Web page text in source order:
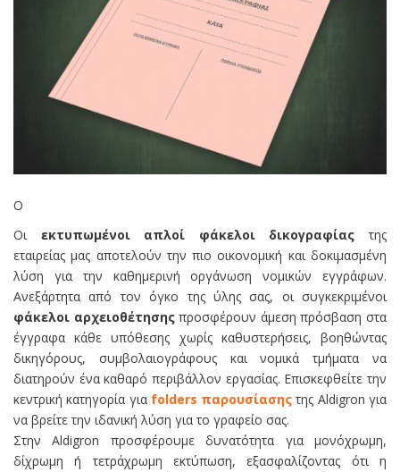
Ο
Οι εκτυπωμένοι απλοί φάκελοι δικογραφίας της
εταιρείας μας αποτελούν την πιο οικονομική και δοκιμασμένη
λύση για την καθημερινή οργάνωση νομικών εγγράφων.
Ανεξάρτητα από τον όγκο της ύλης σας, οι συγκεκριμένοι
φάκελοι αρχειοθέτησηςπροσφέρουν άμεση πρόσβαση στα
έγγραφα κάθε υπόθεσης χωρίς καθυστερήσεις, βοηθώντας
δικηγόρους, συμβολαιογράφους και νομικά τμήματα να
διατηρούν ένα καθαρό περιβάλλον εργασίας. Επισκεφθείτε την
κεντρική κατηγορία για folders παρουσίασης της Aldigron για
να βρείτε την ιδανική λύση για το γραφείο σας.
Στην Aldigron προσφέρουμε δυνατότητα για μονόχρωμη,
δίχρωμη ή τετράχρωμη εκτύπωση, εξασφαλίζοντας ότι η